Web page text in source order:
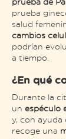
prueba
salud
cambios
podrían
a tiempo.
¿En qué
Durante la
un espéculo
y, con ayuda
recoge una